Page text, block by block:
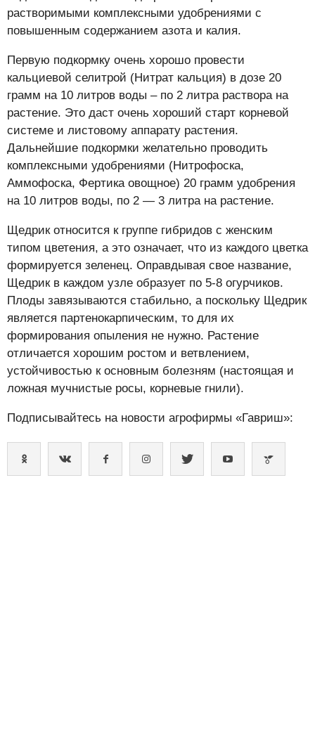
растворимыми комплексными удобрениями с
повышенным содержанием азота и калия.
Первую подкормку очень хорошо провести
кальциевой селитрой (Нитрат кальция) в дозе 20
грамм на 10 литров воды – по 2 литра раствора на
растение. Это даст очень хороший старт корневой
системе и листовому аппарату растения.
Дальнейшие подкормки желательно проводить
комплексными удобрениями (Нитрофоска,
Аммофоска, Фертика овощное) 20 грамм удобрения
на 10 литров воды, по 2 — 3 литра на растение.
Щедрик относится к группе гибридов с женским
типом цветения, а это означает, что из каждого цветка
формируется зеленец. Оправдывая свое название,
Щедрик в каждом узле образует по 5-8 огурчиков.
Плоды завязываются стабильно, а поскольку Щедрик
является партенокарпическим, то для их
формирования опыления не нужно. Растение
отличается хорошим ростом и ветвлением,
устойчивостью к основным болезням (настоящая и
ложная мучнистые росы, корневые гнили).
Подписывайтесь на новости агрофирмы «Гавриш»: